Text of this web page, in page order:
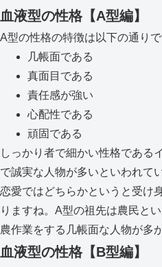
血液型の性格【A型編】
A型の性格の特徴は以下の通りで
几帳面である
真面目である
責任感が強い
心配性である
頑固である
しっかり者で細かい性格である
で誠実な人物が多いといわれて
恋愛ではどちらかというと受け
りますね。A型の祖先は農民と
農作業をする几帳面な人物が多
血液型の性格【B型編】